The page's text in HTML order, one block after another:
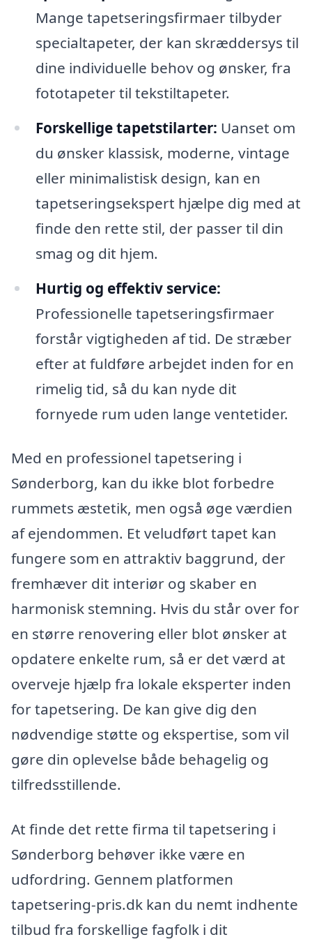
Mange tapetseringsfirmaer tilbyder
specialtapeter, der kan skræddersys til
dine individuelle behov og ønsker, fra
fototapeter til tekstiltapeter.
Forskellige tapetstilarter: Uanset om
du ønsker klassisk, moderne, vintage
eller minimalistisk design, kan en
tapetseringsekspert hjælpe dig med at
finde den rette stil, der passer til din
smag og dit hjem.
Hurtig og effektiv service:
Professionelle tapetseringsfirmaer
forstår vigtigheden af tid. De stræber
efter at fuldføre arbejdet inden for en
rimelig tid, så du kan nyde dit
fornyede rum uden lange ventetider.
Med en professionel tapetsering i
Sønderborg, kan du ikke blot forbedre
rummets æstetik, men også øge værdien
af ejendommen. Et veludført tapet kan
fungere som en attraktiv baggrund, der
fremhæver dit interiør og skaber en
harmonisk stemning. Hvis du står over for
en større renovering eller blot ønsker at
opdatere enkelte rum, så er det værd at
overveje hjælp fra lokale eksperter inden
for tapetsering. De kan give dig den
nødvendige støtte og ekspertise, som vil
gøre din oplevelse både behagelig og
tilfredsstillende.
At finde det rette firma til tapetsering i
Sønderborg behøver ikke være en
udfordring. Gennem platformen
tapetsering-pris.dk kan du nemt indhente
tilbud fra forskellige fagfolk i dit